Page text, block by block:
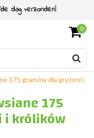
2011 roku
0
175 gramów dla gryzoni i
175
i królików